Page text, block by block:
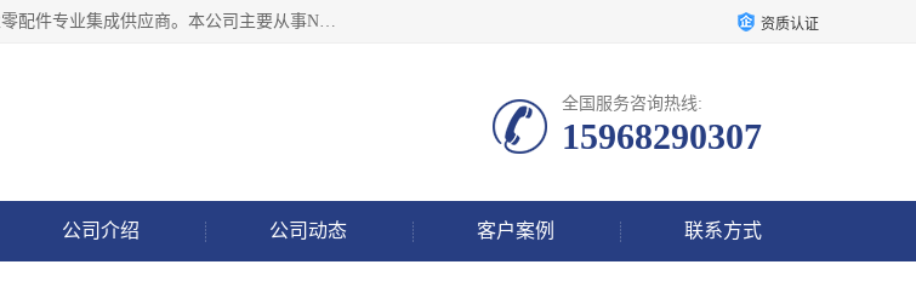
湖州恩斯凯工业技术有限公司位于湖州长兴，公司作为机械零部件以及多个品牌工业零配件专业集成供应商。本公司主要从事NSK进口轴承、SKF进口轴承、FAG进口轴承、NTN进口轴承、国产轴承：ZWZ、HRB、C&U轴承外球面轴承、导轨、丝杠、滑块、 润滑油、工业皮带及其他工业零部件的销售. 资质认证
全国服务咨询热线:
15968290307
公司介绍 公司动态 客户案例 联系方式